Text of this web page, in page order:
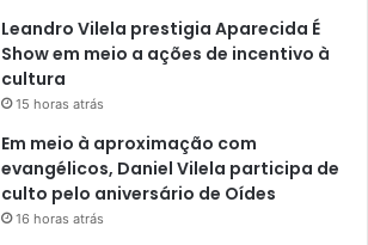
Leandro Vilela prestigia Aparecida É
Show em meio a ações de incentivo à
cultura
15 horas atrás
Em meio à aproximação com
evangélicos, Daniel Vilela participa de
culto pelo aniversário de Oídes
16 horas atrás